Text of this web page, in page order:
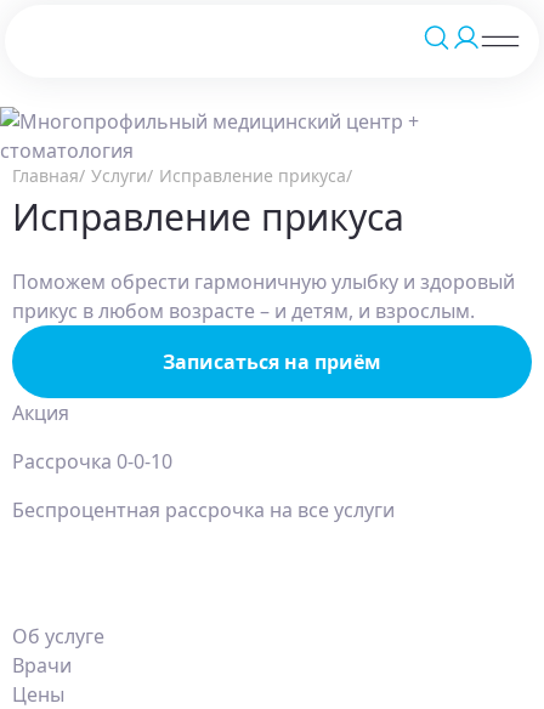
Главная Услуги Исправление прикуса
Исправление прикуса
Поможем обрести гармоничную улыбку и здоровый
прикус в любом возрасте – и детям, и взрослым.
Записаться на приём
Акция
Рассрочка 0-0-10
Беспроцентная рассрочка на все услуги
Об услуге
Врачи
Цены